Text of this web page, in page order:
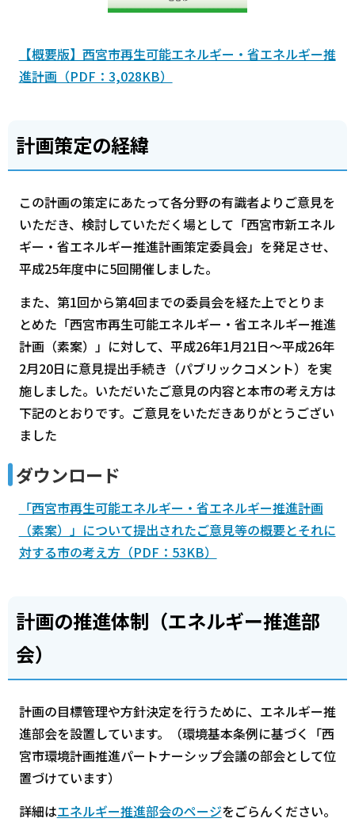
【概要版】西宮市再生可能エネルギー・省エネルギー推
進計画（PDF：3,028KB）
計画策定の経緯
この計画の策定にあたって各分野の有識者よりご意見を
いただき、検討していただく場として「西宮市新エネル
ギー・省エネルギー推進計画策定委員会」を発足させ、
平成25年度中に5回開催しました。
また、第1回から第4回までの委員会を経た上でとりま
とめた「西宮市再生可能エネルギー・省エネルギー推進
計画（素案）」に対して、平成26年1月21日～平成26年
2月20日に意見提出手続き（パブリックコメント）を実
施しました。いただいたご意見の内容と本市の考え方は
下記のとおりです。ご意見をいただきありがとうござい
ました
ダウンロード
「西宮市再生可能エネルギー・省エネルギー推進計画
（素案）」について提出されたご意見等の概要とそれに
対する市の考え方（PDF：53KB）
計画の推進体制（エネルギー推進部
会）
計画の目標管理や方針決定を行うために、エネルギー推
進部会を設置しています。（環境基本条例に基づく「西
宮市環境計画推進パートナーシップ会議の部会として位
置づけています）
詳細はエネルギー推進部会のページをごらんください。